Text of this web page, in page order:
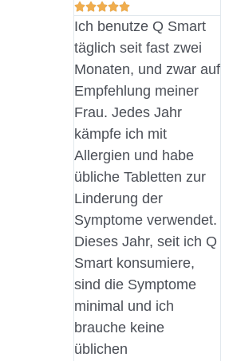

Ich benutze Q Smart
täglich seit fast zwei
Monaten, und zwar auf
Empfehlung meiner
Frau. Jedes Jahr
kämpfe ich mit
Allergien und habe
übliche Tabletten zur
Linderung der
Symptome verwendet.
Dieses Jahr, seit ich Q
Smart konsumiere,
sind die Symptome
minimal und ich
brauche keine
üblichen